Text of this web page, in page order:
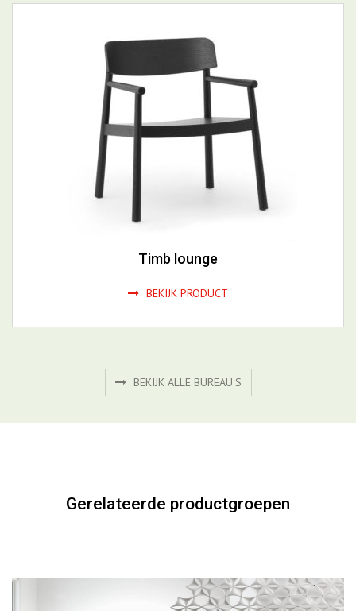
Timb lounge
BEKIJK PRODUCT
BEKIJK ALLE BUREAU'S
Gerelateerde productgroepen